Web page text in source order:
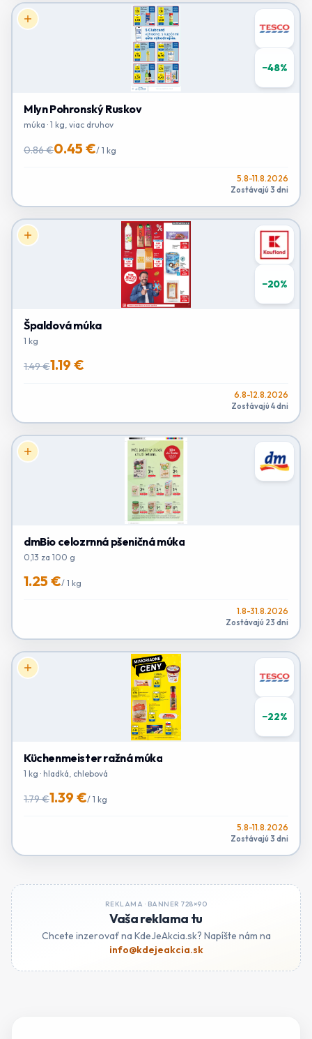
−48%
Mlyn Pohronský Ruskov
múka · 1 kg, viac druhov
0.86 €0.45 €/ 1 kg
5.8-11.8.2026
Zostávajú 3 dni
−20%
Špaldová múka
1 kg
1.49 €1.19 €
6.8-12.8.2026
Zostávajú 4 dni
dmBio celozrnná pšeničná múka
0,13 za 100 g
1.25 €/ 1 kg
1.8-31.8.2026
Zostávajú 23 dni
−22%
Küchenmeister ražná múka
1 kg · hladká, chlebová
1.79 €1.39 €/ 1 kg
5.8-11.8.2026
Zostávajú 3 dni
REKLAMA · BANNER 728×90
Vaša reklama tu
Chcete inzerovať na KdeJeAkcia.sk? Napíšte nám na
info@kdejeakcia.sk